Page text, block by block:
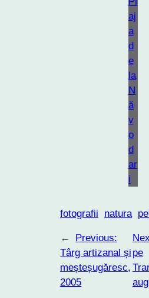
fotografii natura
←
Previous:
Târg artizanal și
meșteșugăresc,
2005
pe